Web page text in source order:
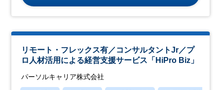
リモート・フレックス有／コンサルタントJr／プ
ロ人材活用による経営支援サービス「HiPro Biz」
パーソルキャリア株式会社